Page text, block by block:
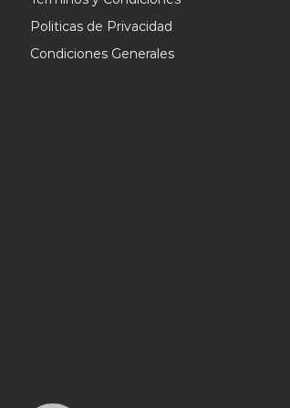
página
de
producto
Politicas de Privacidad
Condiciones Generales